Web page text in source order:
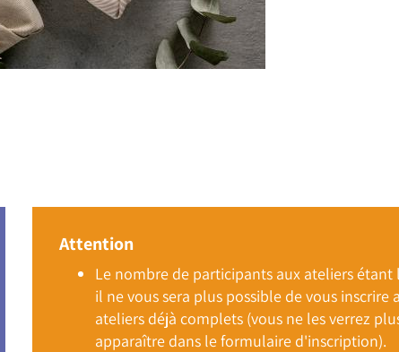
Attention
Le nombre de participants aux ateliers étant
il ne vous sera plus possible de vous inscrire
ateliers déjà complets (vous ne les verrez
apparaître dans le formulaire d'inscription).